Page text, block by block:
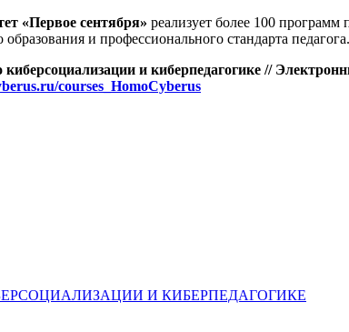
«Первое сентября» реализует более 100
и профессионального стандарта
киберсоциализации и киберпедагогике //
courses_HomoCyberus
И КИБЕРПЕДАГОГИКЕ